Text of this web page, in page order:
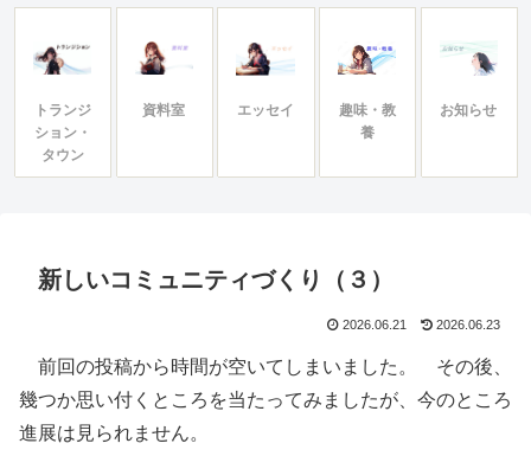
トランジ
ション・
タウン
資料室 エッセイ
趣味・教
養
お知らせ
新しいコミュニティづくり（３）
2026.06.21 2026.06.23
前回の投稿から時間が空いてしまいました。 その後、
幾つか思い付くところを当たってみましたが、今のところ
進展は見られません。